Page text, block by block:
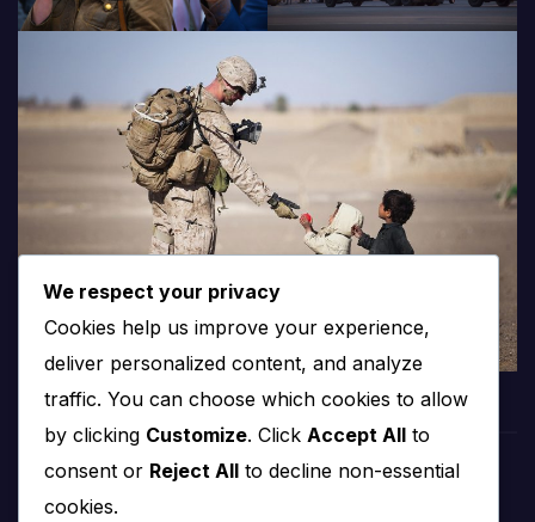
We respect your privacy
Cookies help us improve your experience,
deliver personalized content, and analyze
traffic. You can choose which cookies to allow
by clicking Customize. Click Accept All to
consent or Reject All to decline non-essential
cookies.